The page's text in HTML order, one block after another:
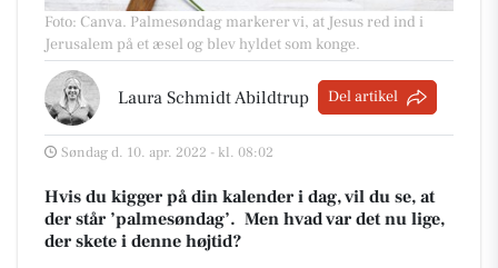
Foto: Canva. Palmesøndag markerer vi, at Jesus red ind i
Jerusalem på et æsel og blev hyldet som konge.
Laura Schmidt Abildtrup Del artikel
Søndag d. 10. apr. 2022 - kl. 08:02
Hvis du kigger på din kalender i dag, vil du se, at
der står ’palmesøndag’. Men hvad var det nu lige,
der skete i denne højtid?